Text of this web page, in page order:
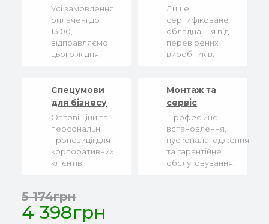
Усі замовлення,
оплачені до
13:00,
відправляємо
цього ж дня.
Лише
сертифіковане
обладнання від
перевірених
виробників.
Спецумови
для бізнесу
Оптові ціни та
персональні
пропозиції для
корпоративних
клієнтів.
Монтаж та
сервіс
Професійне
встановлення,
пусконалагодження
та гарантійне
обслуговування.
4 398грн
5 174грн